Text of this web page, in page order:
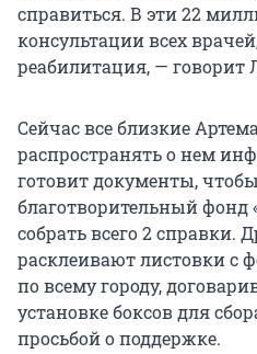
справиться. В эти 22
консультации всех
реабилитация, —
Сейчас все близкие
распространять о нем
готовит документы,
благотворительный фонд
собрать всего 2 справки.
расклеивают листовки с
по всему городу,
установке боксов для
просьбой о поддержке.